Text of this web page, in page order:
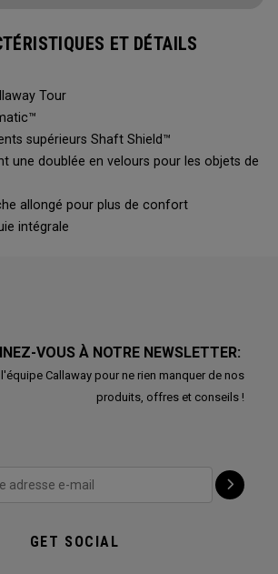
ET DÉTAILS
Tour
supérieurs Shaft Shield™
une doublée en velours pour les objets de
allongé pour plus de confort
intégrale
VOUS À NOTRE NEWSLETTER:
Callaway pour ne rien manquer de nos
produits, offres et conseils !
GET SOCIAL